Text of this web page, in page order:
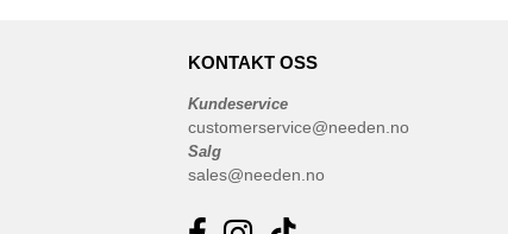
KONTAKT OSS
Kundeservice
customerservice@needen.no
Salg
sales@needen.no